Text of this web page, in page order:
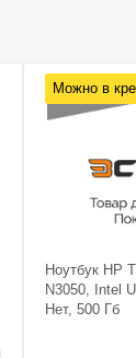
Можно в
Ноутбук HP
N3050, Intel
Нет, 500 Гб